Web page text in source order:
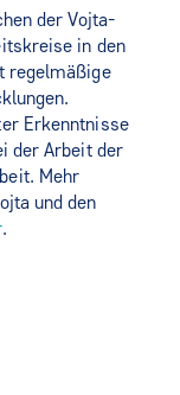
der Vojta-
in den
regelmäßige
Erkenntnisse
der Arbeit der
Mehr
und den
.